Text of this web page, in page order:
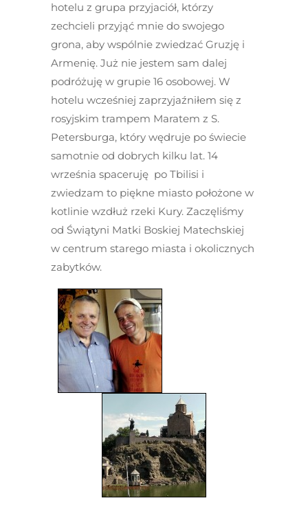
hotelu z grupa przyjaciół, którzy
zechcieli przyjąć mnie do swojego
grona, aby wspólnie zwiedzać Gruzję i
Armenię. Już nie jestem sam dalej
podróżuję w grupie 16 osobowej. W
hotelu wcześniej zaprzyjaźniłem się z
rosyjskim trampem Maratem z S.
Petersburga, który wędruje po świecie
samotnie od dobrych kilku lat. 14
września spaceruję po Tbilisi i
zwiedzam to piękne miasto położone w
kotlinie wzdłuż rzeki Kury. Zaczęliśmy
od Świątyni Matki Boskiej Matechskiej
w centrum starego miasta i okolicznych
zabytków.